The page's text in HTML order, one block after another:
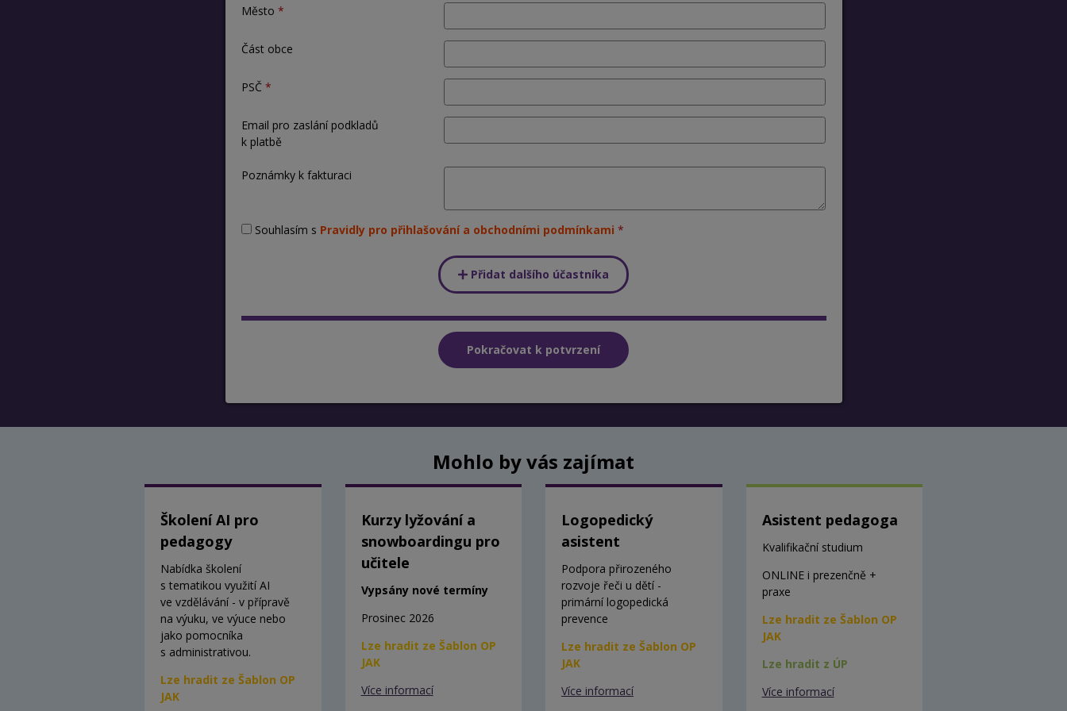
Město
Část obce
PSČ
Email pro zaslání podkladů
k platbě
Poznámky k fakturaci
Souhlasím s Pravidly pro přihlašování a obchodními podmínkami
Přidat dalšího účastníka
Mohlo by vás zajímat
Školení AI pro
pedagogy
Nabídka školení
s tematikou využití AI
ve vzdělávání - v přípravě
na výuku, ve výuce nebo
jako pomocníka
s administrativou.
Lze hradit ze Šablon OP
JAK
Kurzy lyžování a
snowboardingu pro
učitele
Vypsány nové termíny
Prosinec 2026
Lze hradit ze Šablon OP
JAK
Více informací
Logopedický
asistent
Podpora přirozeného
rozvoje řeči u dětí -
primární logopedická
prevence
Lze hradit ze Šablon OP
JAK
Více informací
Asistent pedagoga
Kvalifikační studium
ONLINE i prezenčně +
praxe
Lze hradit ze Šablon OP
JAK
Lze hradit z ÚP
Více informací